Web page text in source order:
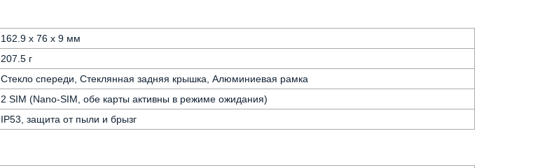
162.9 x 76 x 9 мм
207.5 г
Стекло спереди, Стеклянная задняя крышка, Алюминиевая рамка
2 SIM (Nano-SIM, обе карты активны в режиме ожидания)
IP53, защита от пыли и брызг